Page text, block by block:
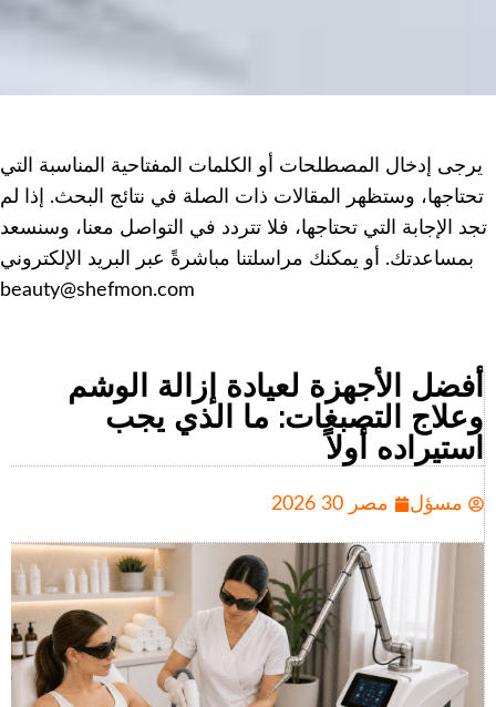
يرجى إدخال المصطلحات أو الكلمات المفتاحية المناسبة التي
تحتاجها، وستظهر المقالات ذات الصلة في نتائج البحث. إذا لم
تجد الإجابة التي تحتاجها، فلا تتردد في التواصل معنا، وسنسعد
بمساعدتك. أو يمكنك مراسلتنا مباشرةً عبر البريد الإلكتروني
beauty@shefmon.com
أفضل الأجهزة لعيادة إزالة الوشم
وعلاج التصبغات: ما الذي يجب
استيراده أولاً
مسؤل مصر 30 2026